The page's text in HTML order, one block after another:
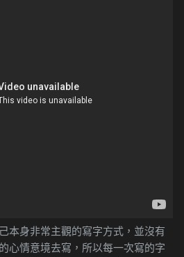
本身非常主觀的寫字方式，並沒有
心情意境去寫，所以每一次寫的字